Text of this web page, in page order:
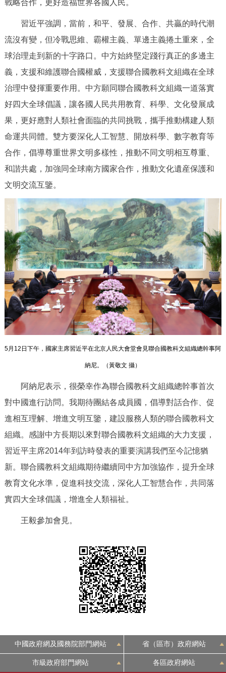
北京概況 十六區概覽 人文北京
綠色北京 圖説北京 視頻北京
ENGLISH 한국어 日本語
DEUTSCH FRANÇAIS РУССКИЙ ЯЗЫК
ESPAÑOL العربية PORTUGUÊS
回到頂部
戰略合作，更好造福世界各國人民。
習近平強調，當前，和平、發展、合作、共贏的時代潮
流沒有變，但冷戰思維、霸權主義、單邊主義捲土重來，全
球治理走到新的十字路口。中方始終堅定踐行真正的多邊主
義，支援和維護聯合國權威，支援聯合國教科文組織在全球
治理中發揮重要作用。中方願同聯合國教科文組織一道落實
好四大全球倡議，讓各國人民共用教育、科學、文化發展成
果，更好應對人類社會面臨的共同挑戰，攜手推動構建人類
命運共同體。雙方要深化人工智慧、開放科學、數字教育等
合作，倡導尊重世界文明多樣性，推動不同文明相互尊重、
和諧共處，加強同全球南方國家合作，推動文化遺産保護和
文明交流互鑒。
5月12日下午，國家主席習近平在北京人民大會堂會見聯合國教科文組織總幹事阿
納尼。（黃敬文 攝）
阿納尼表示，很榮幸作為聯合國教科文組織總幹事首次
對中國進行訪問。我期待團結各成員國，倡導對話合作、促
進相互理解、增進文明互鑒，建設服務人類的聯合國教科文
組織。感謝中方長期以來對聯合國教科文組織的大力支援，
習近平主席2014年到訪時發表的重要演講我們至今記憶猶
新。聯合國教科文組織期待繼續同中方加強協作，提升全球
教育文化水準，促進科技交流，深化人工智慧合作，共同落
實四大全球倡議，增進全人類福祉。
王毅參加會見。
中國政府網及國務院部門網站 省（區市）政府網站
市級政府部門網站 各區政府網站